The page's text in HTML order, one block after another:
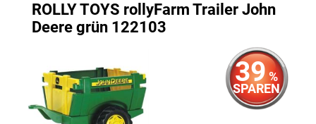
ROLLY TOYS rollyFarm Trailer John
Deere grün 122103
39 %
SPAREN